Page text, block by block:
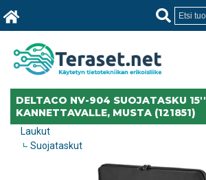
DELTACO NV-904 SUOJATASKU 15''
KANNETTAVALLE, MUSTA (121851)
Laukut
Suojataskut